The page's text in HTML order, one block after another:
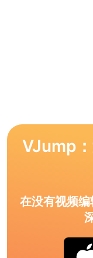
VJump
在没有视频